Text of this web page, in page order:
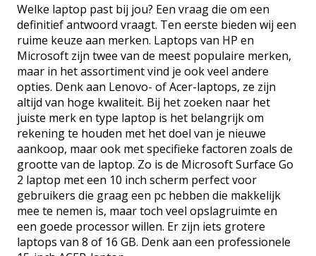
Welke laptop past bij jou? Een vraag die om een ​​
definitief antwoord vraagt. Ten eerste bieden wij een
ruime keuze aan merken. Laptops van HP en
Microsoft zijn twee van de meest populaire merken,
maar in het assortiment vind je ook veel andere
opties. Denk aan Lenovo- of Acer-laptops, ze zijn
altijd van hoge kwaliteit. Bij het zoeken naar het
juiste merk en type laptop is het belangrijk om
rekening te houden met het doel van je nieuwe
aankoop, maar ook met specifieke factoren zoals de
grootte van de laptop. Zo is de Microsoft Surface Go
2 laptop met een 10 inch scherm perfect voor
gebruikers die graag een pc hebben die makkelijk
mee te nemen is, maar toch veel opslagruimte en
een goede processor willen. Er zijn iets grotere
laptops van 8 of 16 GB. Denk aan een professionele